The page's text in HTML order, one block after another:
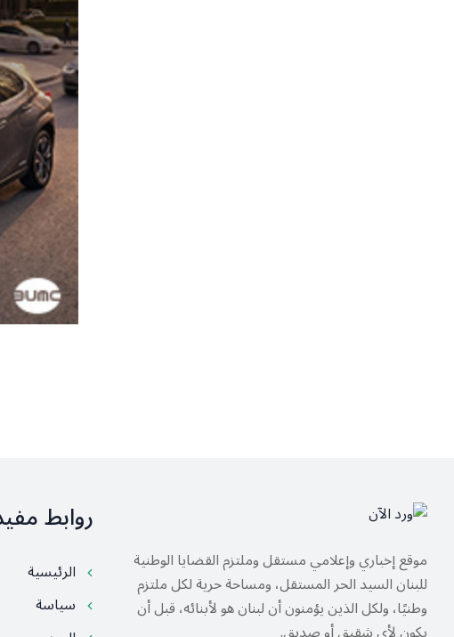
موقع إخباري وإعلامي مستقل وملتزم القضايا الوطنية
للبنان السيد الحر المستقل، ومساحة حرية لكل ملتزم
وطنيًا، ولكل الذين يؤمنون أن لبنان هو لأبنائه، قبل أن
روابط
الرئيسية
سياسة